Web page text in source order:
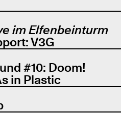
im Elfenbeinturm
V3G
#10: Doom!
in Plastic